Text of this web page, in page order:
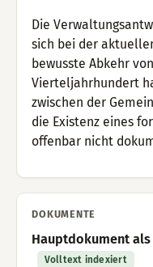
Die
sich bei der
bewusste Abkehr
Vierteljahrhundert
zwischen der
die Existenz eines
offenbar nicht
DOKUMENTE
Hauptdokument
Volltext indexiert